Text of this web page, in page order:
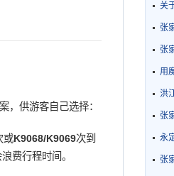
，供游客自己选择：
或K9068/K9069次到
费行程时间。
关
张
张
用
洪
张
永
张